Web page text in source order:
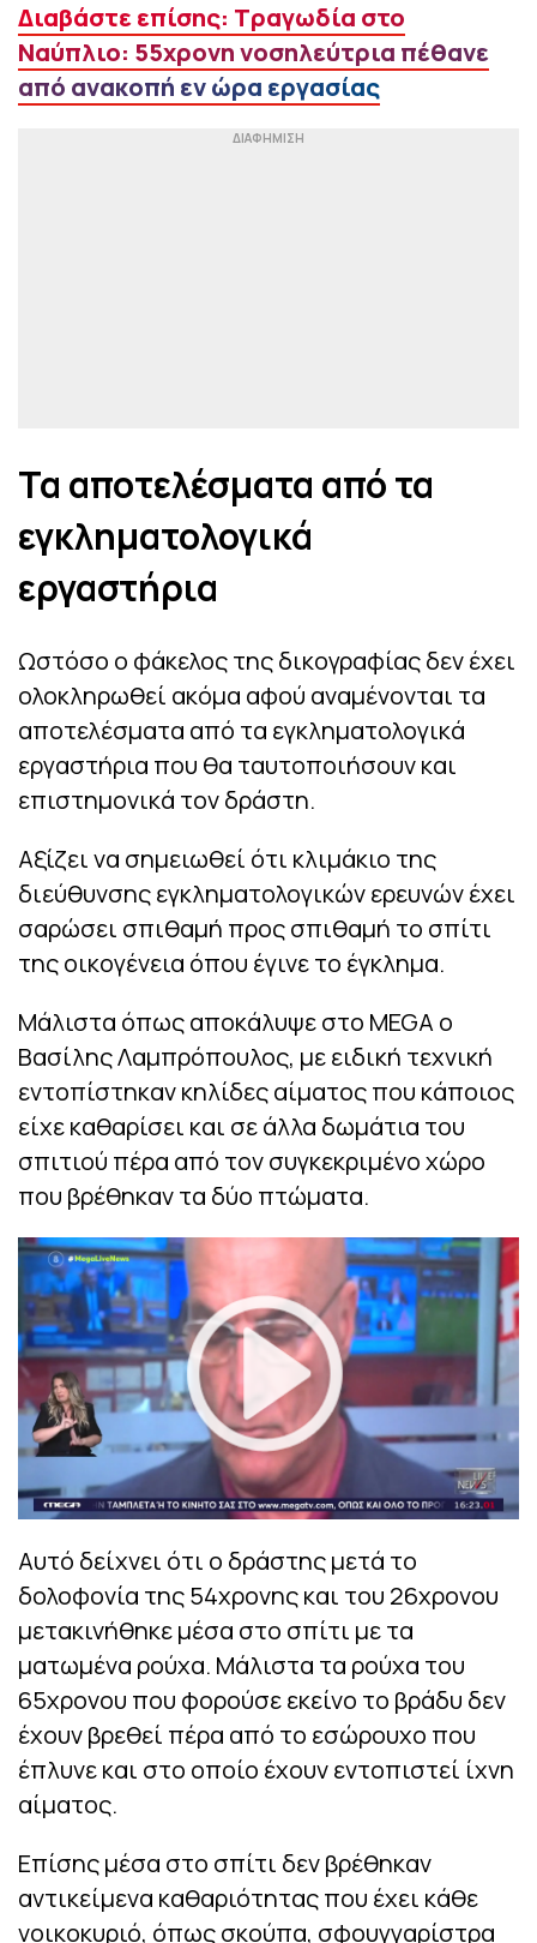
Διαβάστε επίσης: Τραγωδία στο
Ναύπλιο: 55χρονη νοσηλεύτρια πέθανε
από ανακοπή εν ώρα εργασίας
Τα αποτελέσματα από τα
εγκληματολογικά
εργαστήρια
Ωστόσο ο φάκελος της δικογραφίας δεν έχει
ολοκληρωθεί ακόμα αφού αναμένονται τα
αποτελέσματα από τα εγκληματολογικά
εργαστήρια που θα ταυτοποιήσουν και
επιστημονικά τον δράστη.
Αξίζει να σημειωθεί ότι κλιμάκιο της
διεύθυνσης εγκληματολογικών ερευνών έχει
σαρώσει σπιθαμή προς σπιθαμή το σπίτι
της οικογένεια όπου έγινε το έγκλημα.
Μάλιστα όπως αποκάλυψε στο MEGA ο
Βασίλης Λαμπρόπουλος, με ειδική τεχνική
εντοπίστηκαν κηλίδες αίματος που κάποιος
είχε καθαρίσει και σε άλλα δωμάτια του
σπιτιού πέρα από τον συγκεκριμένο χώρο
που βρέθηκαν τα δύο πτώματα.
Αυτό δείχνει ότι ο δράστης μετά το
δολοφονία της 54χρονης και του 26χρονου
μετακινήθηκε μέσα στο σπίτι με τα
ματωμένα ρούχα. Μάλιστα τα ρούχα του
65χρονου που φορούσε εκείνο το βράδυ δεν
έχουν βρεθεί πέρα από το εσώρουχο που
έπλυνε και στο οποίο έχουν εντοπιστεί ίχνη
αίματος.
Επίσης μέσα στο σπίτι δεν βρέθηκαν
αντικείμενα καθαριότητας που έχει κάθε
νοικοκυριό, όπως σκούπα, σφουγγαρίστρα